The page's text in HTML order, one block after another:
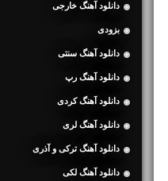
دانلود آهنگ خارجی
بزودی
دانلود آهنگ سنتی
دانلود آهنگ رپ
دانلود آهنگ کردی
دانلود آهنگ لری
دانلود آهنگ ترکی و آذری
دانلود آهنگ لکی